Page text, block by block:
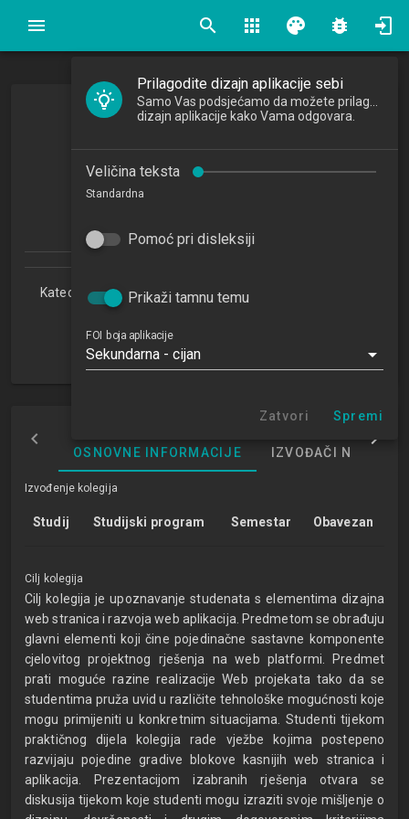
search apps palette bug_report
Web dizajn i programiranje
Web Design and Programming
2024/2025
Katedra za teorijske i primijenjene osnove informacijskih
. semestar
OSNOVNE INFORMACIJE IZVOĐAČI NASTAVE
Izvođenje kolegija
Studij Studijski program Semestar Obavezan
Cilj kolegija
Cilj kolegija je upoznavanje studenata s elementima dizajna
web stranica i razvoja web aplikacija. Predmetom se obrađuju
glavni elementi koji čine pojedinačne sastavne komponente
cjelovitog projektnog rješenja na web platformi. Predmet
prati moguće razine realizacije Web projekata tako da se
studentima pruža uvid u različite tehnološke mogućnosti koje
mogu primijeniti u konkretnim situacijama. Studenti tijekom
praktičnog dijela kolegija rade vježbe kojima postepeno
razvijaju pojedine gradive blokove kasnijih web stranica i
aplikacija. Prezentacijom izabranih rješenja otvara se
diskusija tijekom koje studenti mogu izraziti svoje mišljenje o
Prilagodite dizajn aplikacije sebi
dizajn aplikacije kako Vama odgovara.
Veličina teksta
Standardna
Pomoć pri disleksiji
Prikaži tamnu temu
FOI boja aplikacije
Sekundarna - cijan
Zatvori Spremi